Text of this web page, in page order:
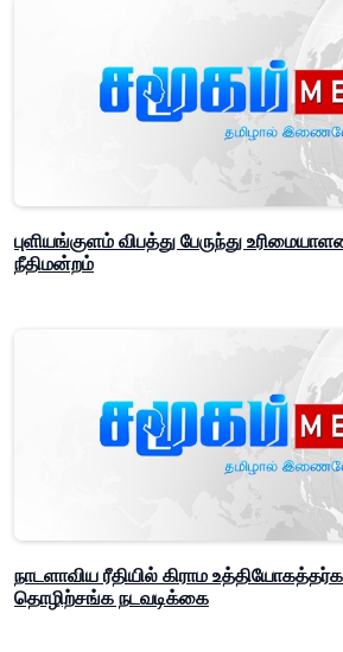
புளியங்குளம் விபத்து பேருந்து
நீதிமன்றம்
நாடளாவிய ரீதியில் கிராம
தொழிற்சங்க நடவடிக்கை